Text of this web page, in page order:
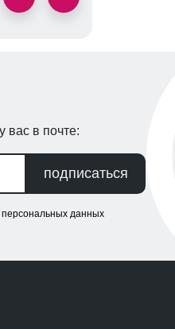
вас в почте:
подписаться
персональных данных